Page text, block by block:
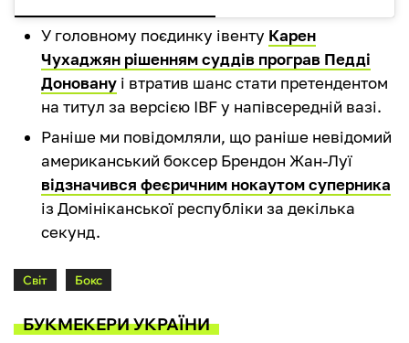
У головному поєдинку івенту Карен
Чухаджян рішенням суддів програв Педді
Доновану і втратив шанс стати претендентом
на титул за версією IBF у напівсередній вазі.
Раніше ми повідомляли, що раніше невідомий
американський боксер Брендон Жан-Луї
відзначився феєричним нокаутом суперника
із Домініканської республіки за декілька
секунд.
Світ Бокс
БУКМЕКЕРИ УКРАЇНИ